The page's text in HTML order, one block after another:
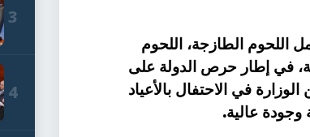
اللحوم الطازجة، اللحوم
في إطار حرص الدولة على
في الاحتفال بالأعياد
وجودة عالية.
3
4